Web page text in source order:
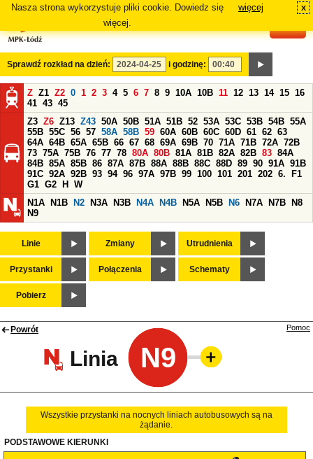
Nasza strona wykorzystuje pliki cookie. Dowiedz się
więcej.
więcej x
Sprawdź rozkład na dzień: i godzinę:
Z Z1 Z2 0 1 2 3 4 5 6 7 8 9 10A 10B 11 12 13 14 15 16
41 43 45
Z3 Z6 Z13 Z43 50A 50B 51A 51B 52 53A 53C 53B 54B 55A
55B 55C 56 57 58A 58B 59 60A 60B 60C 60D 61 62 63
64A 64B 65A 65B 66 67 68 69A 69B 70 71A 71B 72A 72B
73 75A 75B 76 77 78 80A 80B 81A 81B 82A 82B 83 84A
84B 85A 85B 86 87A 87B 88A 88B 88C 88D 89 90 91A 91B
91C 92A 92B 93 94 96 97A 97B 99 100 101 201 202 6.
F1
G1 G2 H
W
N1A
N1B N2 N3A N3B N4A N4B N5A N5B N6 N7A N7B
N8
N9
Linie Zmiany Utrudnienia
Przystanki Połączenia Schematy
Pobierz
Powrót
Linia N9
Pomoc
Wszystkie przystanki na nocnych liniach autobusowych są na
żądanie.
PODSTAWOWE KIERUNKI